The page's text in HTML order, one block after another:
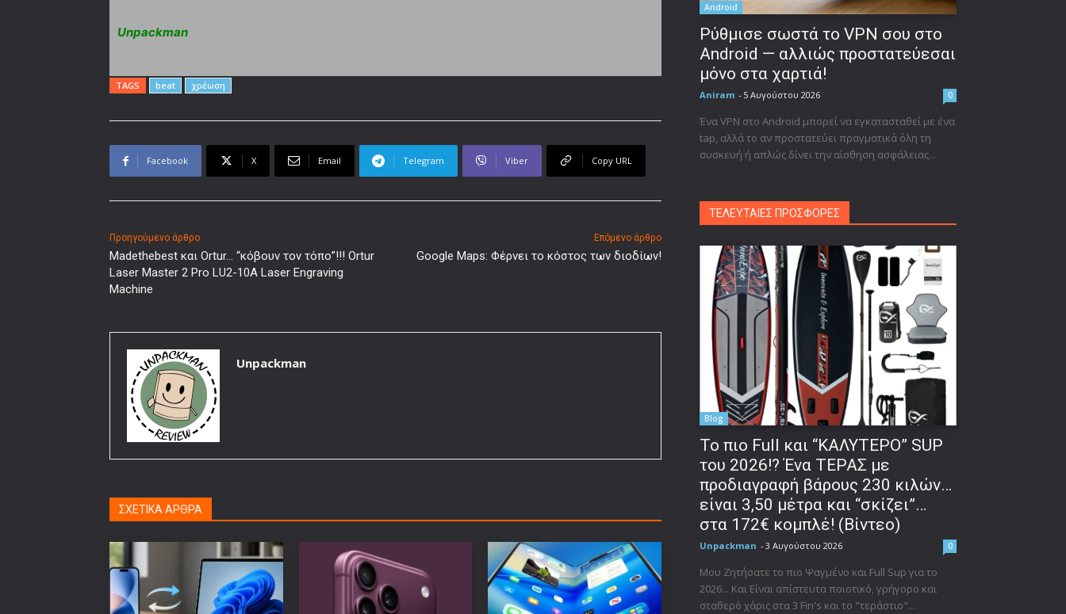
Unpackman
TAGS beat χρέωση
Facebook X Email Telegram Viber Copy URL
Προηγούμενο άρθρο
Madethebest και Ortur… “κόβουν τον τόπο”!!! Ortur
Laser Master 2 Pro LU2-10A Laser Engraving
Machine
Επόμενο άρθρο
Google Maps: Φέρνει το κόστος των διοδίων!
Unpackman
ΣΧΕΤΙΚΑ ΑΡΘΡΑ
Android
Ρύθμισε σωστά το VPN σου στο
Android — αλλιώς προστατεύεσαι
μόνο στα χαρτιά!
Aniram - 5 Αυγούστου 2026 0
Ένα VPN στο Android μπορεί να εγκατασταθεί με ένα
tap, αλλά το αν προστατεύει πραγματικά όλη τη
συσκευή ή απλώς δίνει την αίσθηση ασφάλειας...
ΤΕΛΕΥΤΑΙΕΣ ΠΡΟΣΦΟΡΕΣ
Blog
To πιο Full και “ΚΑΛΥΤΕΡΟ” SUP
του 2026!? Ένα ΤΕΡΑΣ με
προδιαγραφή βάρους 230 κιλών…
είναι 3,50 μέτρα και “σκίζει”…
στα 172€ κομπλέ! (Βίντεο)
Unpackman - 3 Αυγούστου 2026 0
Μου Ζητήσατε το πιο Ψαγμένο και Full Sup για το
2026... Και Είναι απίστευτα ποιοτικό, γρήγορο και
σταθερό χάρις στα 3 Fin's και το "τεράστιο"...